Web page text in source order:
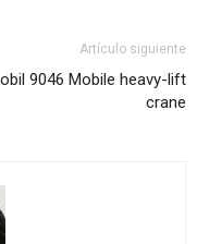
Artículo siguiente
9046 Mobile heavy-lift
crane